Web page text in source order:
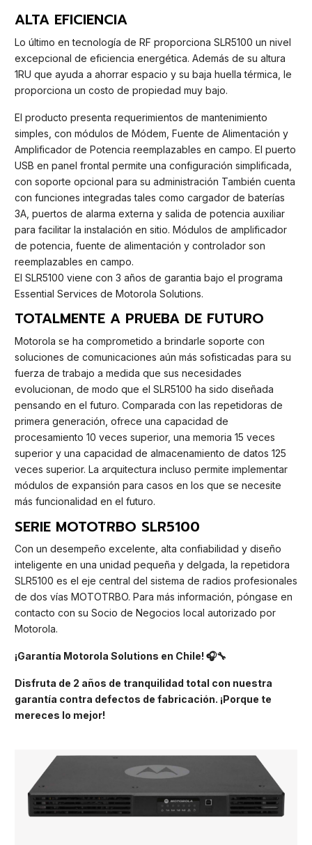
ALTA EFICIENCIA
Lo último en tecnología de RF proporciona SLR5100 un nivel
excepcional de eficiencia energética. Además de su altura
1RU que ayuda a ahorrar espacio y su baja huella térmica, le
proporciona un costo de propiedad muy bajo.
El producto presenta requerimientos de mantenimiento
simples, con módulos de Módem, Fuente de Alimentación y
Amplificador de Potencia reemplazables en campo. El puerto
USB en panel frontal permite una configuración simplificada,
con soporte opcional para su administración También cuenta
con funciones integradas tales como cargador de baterías
3A, puertos de alarma externa y salida de potencia auxiliar
para facilitar la instalación en sitio. Módulos de amplificador
de potencia, fuente de alimentación y controlador son
reemplazables en campo.
El SLR5100 viene con 3 años de garantia bajo el programa
Essential Services de Motorola Solutions.
TOTALMENTE A PRUEBA DE FUTURO
Motorola se ha comprometido a brindarle soporte con
soluciones de comunicaciones aún más sofisticadas para su
fuerza de trabajo a medida que sus necesidades
evolucionan, de modo que el SLR5100 ha sido diseñada
pensando en el futuro. Comparada con las repetidoras de
primera generación, ofrece una capacidad de
procesamiento 10 veces superior, una memoria 15 veces
superior y una capacidad de almacenamiento de datos 125
veces superior. La arquitectura incluso permite implementar
módulos de expansión para casos en los que se necesite
más funcionalidad en el futuro.
SERIE MOTOTRBO SLR5100
Con un desempeño excelente, alta confiabilidad y diseño
inteligente en una unidad pequeña y delgada, la repetidora
SLR5100 es el eje central del sistema de radios profesionales
de dos vías MOTOTRBO. Para más información, póngase en
contacto con su Socio de Negocios local autorizado por
Motorola.
¡Garantía Motorola Solutions en Chile! 🎧🔧
Disfruta de 2 años de tranquilidad total con nuestra
garantía contra defectos de fabricación. ¡Porque te
mereces lo mejor!